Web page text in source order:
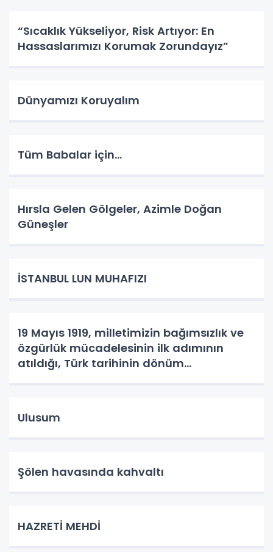
“Sıcaklık Yükseliyor, Risk Artıyor: En
Hassaslarımızı Korumak Zorundayız”
Dünyamızı Koruyalım
Tüm Babalar için...
Hırsla Gelen Gölgeler, Azimle Doğan
Güneşler
İSTANBUL LUN MUHAFIZI
19 Mayıs 1919, milletimizin bağımsızlık ve
özgürlük mücadelesinin ilk adımının
atıldığı, Türk tarihinin dönüm
Ulusum
Şölen havasında kahvaltı
HAZRETİ MEHDİ